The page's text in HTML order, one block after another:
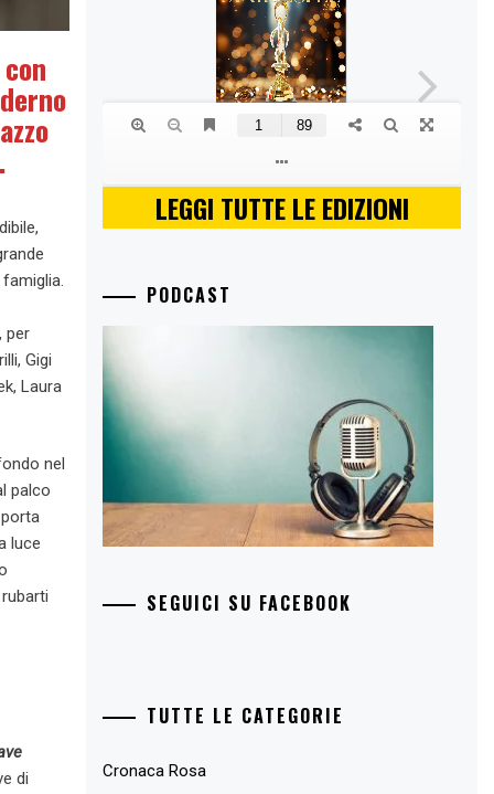
per
Gigi
Laura
nel
palco
luce
di
LEGGI TUTTE LE EDIZIONI
PODCAST
SEGUICI SU FACEBOOK
TUTTE LE CATEGORIE
Cronaca Rosa